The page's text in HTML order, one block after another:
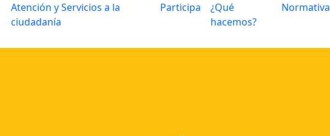
Atención y Servicios a la
ciudadanía
Participa
¿Qué
hacemos?
Normativa